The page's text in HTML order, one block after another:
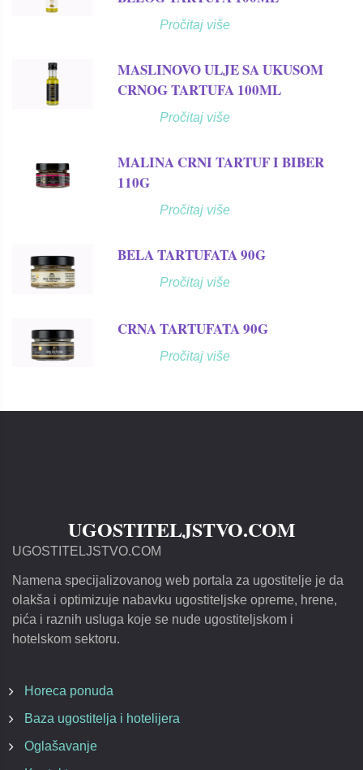
Pročitaj više
MASLINOVO ULJE SA UKUSOM
CRNOG TARTUFA 100ML
Pročitaj više
MALINA CRNI TARTUF I BIBER
110G
Pročitaj više
BELA TARTUFATA 90G
Pročitaj više
CRNA TARTUFATA 90G
Pročitaj više
UGOSTITELJSTVO.COM
UGOSTITELJSTVO.COM
Namena specijalizovanog web portala za ugostitelje je da
olakša i optimizuje nabavku ugostiteljske opreme, hrene,
pića i raznih usluga koje se nude ugostiteljskom i
hotelskom sektoru.
Horeca ponuda
Baza ugostitelja i hotelijera
Oglašavanje